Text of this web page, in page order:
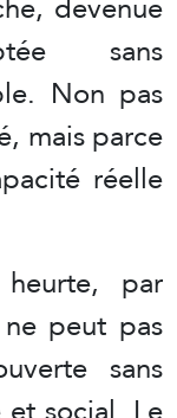
sans
Non pas
mais parce
réelle
par
peut pas
sans